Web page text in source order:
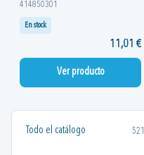
Todo el catálogo
414850301
En stock
11,01 €
Ver producto